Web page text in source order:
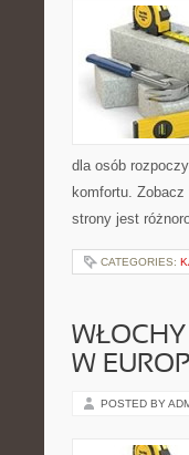
dla osób
komfortu.
strony jest
CATEGORIES:
WŁOCHY
W
POSTED BY